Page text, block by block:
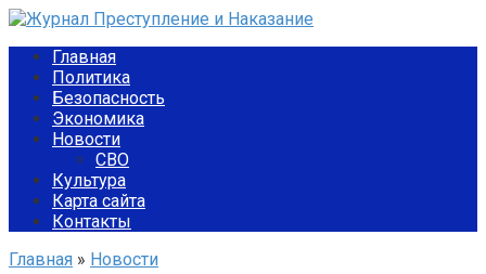
Перейти
контентуГлавная
Политика
Безопасность
Экономика
Новости
СВО
Культура
Карта сайта
Контакты
Главная » Новости